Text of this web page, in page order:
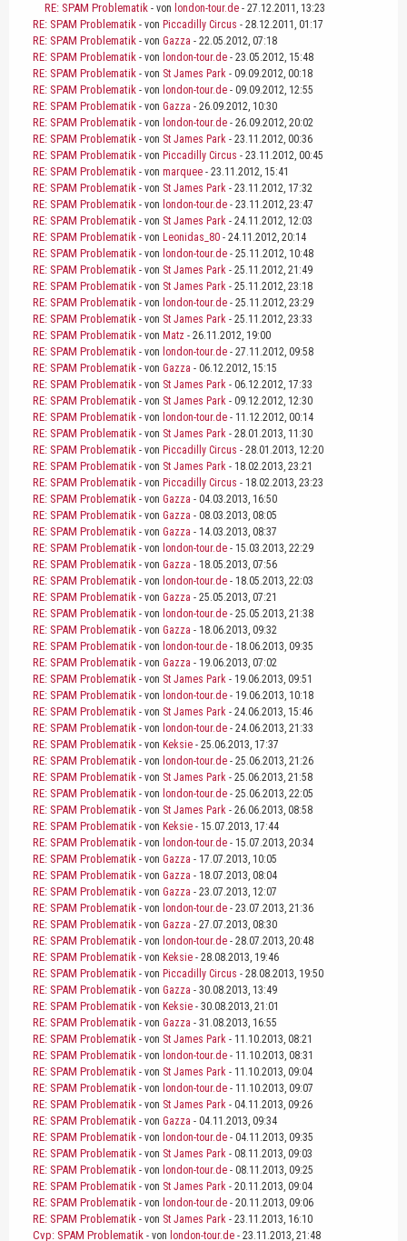
RE: SPAM Problematik - von london-tour.de - 27.12.2011, 13:23
RE: SPAM Problematik - von Piccadilly Circus - 28.12.2011, 01:17
RE: SPAM Problematik - von Gazza - 22.05.2012, 07:18
RE: SPAM Problematik - von london-tour.de - 23.05.2012, 15:48
RE: SPAM Problematik - von St James Park - 09.09.2012, 00:18
RE: SPAM Problematik - von london-tour.de - 09.09.2012, 12:55
RE: SPAM Problematik - von Gazza - 26.09.2012, 10:30
RE: SPAM Problematik - von london-tour.de - 26.09.2012, 20:02
RE: SPAM Problematik - von St James Park - 23.11.2012, 00:36
RE: SPAM Problematik - von Piccadilly Circus - 23.11.2012, 00:45
RE: SPAM Problematik - von marquee - 23.11.2012, 15:41
RE: SPAM Problematik - von St James Park - 23.11.2012, 17:32
RE: SPAM Problematik - von london-tour.de - 23.11.2012, 23:47
RE: SPAM Problematik - von St James Park - 24.11.2012, 12:03
RE: SPAM Problematik - von Leonidas_80 - 24.11.2012, 20:14
RE: SPAM Problematik - von london-tour.de - 25.11.2012, 10:48
RE: SPAM Problematik - von St James Park - 25.11.2012, 21:49
RE: SPAM Problematik - von St James Park - 25.11.2012, 23:18
RE: SPAM Problematik - von london-tour.de - 25.11.2012, 23:29
RE: SPAM Problematik - von St James Park - 25.11.2012, 23:33
RE: SPAM Problematik - von Matz - 26.11.2012, 19:00
RE: SPAM Problematik - von london-tour.de - 27.11.2012, 09:58
RE: SPAM Problematik - von Gazza - 06.12.2012, 15:15
RE: SPAM Problematik - von St James Park - 06.12.2012, 17:33
RE: SPAM Problematik - von St James Park - 09.12.2012, 12:30
RE: SPAM Problematik - von london-tour.de - 11.12.2012, 00:14
RE: SPAM Problematik - von St James Park - 28.01.2013, 11:30
RE: SPAM Problematik - von Piccadilly Circus - 28.01.2013, 12:20
RE: SPAM Problematik - von St James Park - 18.02.2013, 23:21
RE: SPAM Problematik - von Piccadilly Circus - 18.02.2013, 23:23
RE: SPAM Problematik - von Gazza - 04.03.2013, 16:50
RE: SPAM Problematik - von Gazza - 08.03.2013, 08:05
RE: SPAM Problematik - von Gazza - 14.03.2013, 08:37
RE: SPAM Problematik - von london-tour.de - 15.03.2013, 22:29
RE: SPAM Problematik - von Gazza - 18.05.2013, 07:56
RE: SPAM Problematik - von london-tour.de - 18.05.2013, 22:03
RE: SPAM Problematik - von Gazza - 25.05.2013, 07:21
RE: SPAM Problematik - von london-tour.de - 25.05.2013, 21:38
RE: SPAM Problematik - von Gazza - 18.06.2013, 09:32
RE: SPAM Problematik - von london-tour.de - 18.06.2013, 09:35
RE: SPAM Problematik - von Gazza - 19.06.2013, 07:02
RE: SPAM Problematik - von St James Park - 19.06.2013, 09:51
RE: SPAM Problematik - von london-tour.de - 19.06.2013, 10:18
RE: SPAM Problematik - von St James Park - 24.06.2013, 15:46
RE: SPAM Problematik - von london-tour.de - 24.06.2013, 21:33
RE: SPAM Problematik - von Keksie - 25.06.2013, 17:37
RE: SPAM Problematik - von london-tour.de - 25.06.2013, 21:26
RE: SPAM Problematik - von St James Park - 25.06.2013, 21:58
RE: SPAM Problematik - von london-tour.de - 25.06.2013, 22:05
RE: SPAM Problematik - von St James Park - 26.06.2013, 08:58
RE: SPAM Problematik - von Keksie - 15.07.2013, 17:44
RE: SPAM Problematik - von london-tour.de - 15.07.2013, 20:34
RE: SPAM Problematik - von Gazza - 17.07.2013, 10:05
RE: SPAM Problematik - von Gazza - 18.07.2013, 08:04
RE: SPAM Problematik - von Gazza - 23.07.2013, 12:07
RE: SPAM Problematik - von london-tour.de - 23.07.2013, 21:36
RE: SPAM Problematik - von Gazza - 27.07.2013, 08:30
RE: SPAM Problematik - von london-tour.de - 28.07.2013, 20:48
RE: SPAM Problematik - von Keksie - 28.08.2013, 19:46
RE: SPAM Problematik - von Piccadilly Circus - 28.08.2013, 19:50
RE: SPAM Problematik - von Gazza - 30.08.2013, 13:49
RE: SPAM Problematik - von Keksie - 30.08.2013, 21:01
RE: SPAM Problematik - von Gazza - 31.08.2013, 16:55
RE: SPAM Problematik - von St James Park - 11.10.2013, 08:21
RE: SPAM Problematik - von london-tour.de - 11.10.2013, 08:31
RE: SPAM Problematik - von St James Park - 11.10.2013, 09:04
RE: SPAM Problematik - von london-tour.de - 11.10.2013, 09:07
RE: SPAM Problematik - von St James Park - 04.11.2013, 09:26
RE: SPAM Problematik - von Gazza - 04.11.2013, 09:34
RE: SPAM Problematik - von london-tour.de - 04.11.2013, 09:35
RE: SPAM Problematik - von St James Park - 08.11.2013, 09:03
RE: SPAM Problematik - von london-tour.de - 08.11.2013, 09:25
RE: SPAM Problematik - von St James Park - 20.11.2013, 09:04
RE: SPAM Problematik - von london-tour.de - 20.11.2013, 09:06
RE: SPAM Problematik - von St James Park - 23.11.2013, 16:10
Cvp: SPAM Problematik - von london-tour.de - 23.11.2013, 21:48